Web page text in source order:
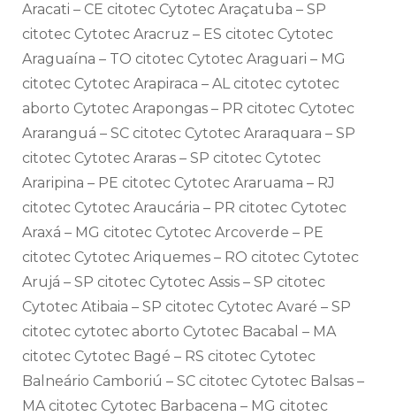
Aracati – CE citotec Cytotec Araçatuba – SP
citotec Cytotec Aracruz – ES citotec Cytotec
Araguaína – TO citotec Cytotec Araguari – MG
citotec Cytotec Arapiraca – AL citotec cytotec
aborto Cytotec Arapongas – PR citotec Cytotec
Araranguá – SC citotec Cytotec Araraquara – SP
citotec Cytotec Araras – SP citotec Cytotec
Araripina – PE citotec Cytotec Araruama – RJ
citotec Cytotec Araucária – PR citotec Cytotec
Araxá – MG citotec Cytotec Arcoverde – PE
citotec Cytotec Ariquemes – RO citotec Cytotec
Arujá – SP citotec Cytotec Assis – SP citotec
Cytotec Atibaia – SP citotec Cytotec Avaré – SP
citotec cytotec aborto Cytotec Bacabal – MA
citotec Cytotec Bagé – RS citotec Cytotec
Balneário Camboriú – SC citotec Cytotec Balsas –
MA citotec Cytotec Barbacena – MG citotec